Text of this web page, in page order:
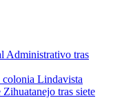
Administrativo tras
Lindavista
Zihuatanejo tras siete